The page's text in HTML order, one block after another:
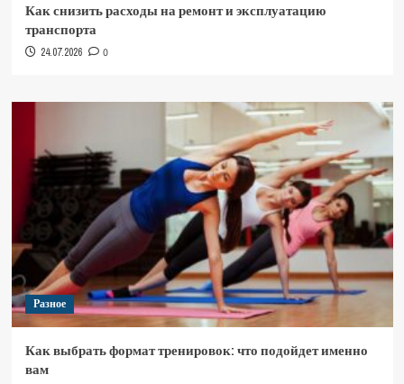
Как снизить расходы на ремонт и эксплуатацию
транспорта
24.07.2026 0
Разное
Как выбрать формат тренировок: что подойдет именно
вам